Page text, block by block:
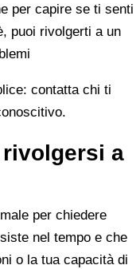
per capire se ti senti
puoi rivolgerti a un
contatta chi ti
a
per chiedere
nel tempo e che
o la tua capacità di